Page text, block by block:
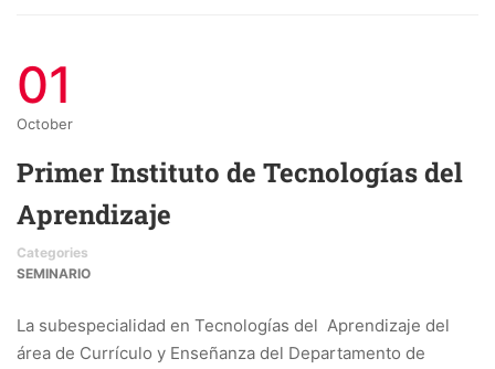
01
October
Primer Instituto de Tecnologías del
Aprendizaje
Categories
SEMINARIO
La subespecialidad en Tecnologías del Aprendizaje del
área de Currículo y Enseñanza del Departamento de